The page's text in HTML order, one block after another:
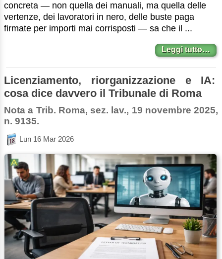
concreta — non quella dei manuali, ma quella delle
vertenze, dei lavoratori in nero, delle buste paga
firmate per importi mai corrisposti — sa che il ...
Leggi tutto…
Licenziamento, riorganizzazione e IA:
cosa dice davvero il Tribunale di Roma
Nota a Trib. Roma, sez. lav., 19 novembre 2025,
n. 9135.
Lun 16 Mar 2026